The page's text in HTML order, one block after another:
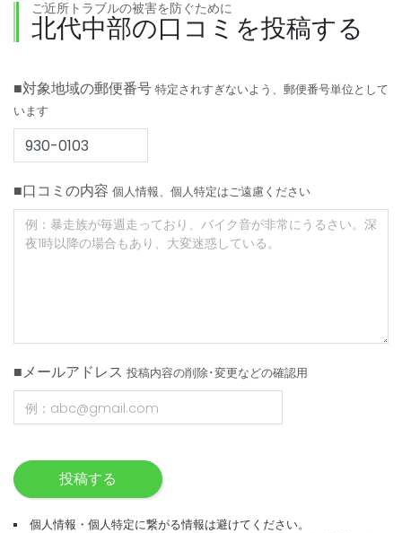
ご近所トラブルの被害を防ぐために
北代中部の口コミを投稿する
■対象地域の郵便番号 特定されすぎないよう、郵便番号単位として
います
■口コミの内容 個人情報、個人特定はご遠慮ください
■メールアドレス 投稿内容の削除･変更などの確認用
投稿する
個人情報・個人特定に繋がる情報は避けてください。